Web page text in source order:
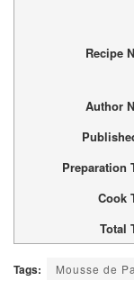
Recipe
Author
Preparation
Cook
Total
Tags: Mousse de